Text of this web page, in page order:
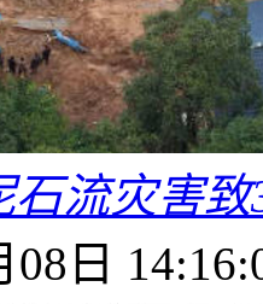
石流灾害
08日